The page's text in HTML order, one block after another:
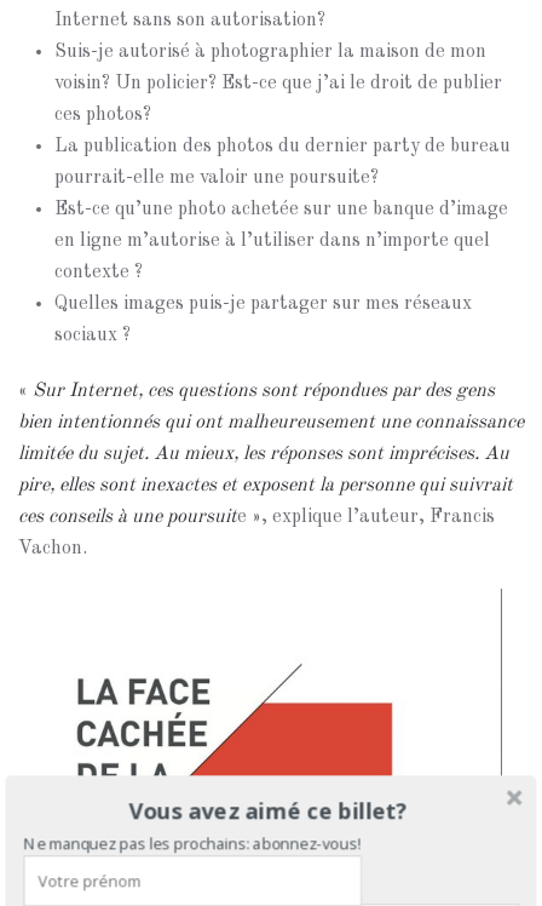
Internet sans son autorisation?
Suis-je autorisé à photographier la maison de mon
voisin? Un policier? Est-ce que j’ai le droit de publier
ces photos?
La publication des photos du dernier party de bureau
pourrait-elle me valoir une poursuite?
Est-ce qu’une photo achetée sur une banque d’image
en ligne m’autorise à l’utiliser dans n’importe quel
contexte ?
Quelles images puis-je partager sur mes réseaux
sociaux ?
« Sur Internet, ces questions sont répondues par des gens
bien intentionnés qui ont malheureusement une connaissance
limitée du sujet. Au mieux, les réponses sont imprécises. Au
pire, elles sont inexactes et exposent la personne qui suivrait
ces conseils à une poursuite », explique l’auteur, Francis
Vachon.
Vous avez aimé ce billet?
Ne manquez pas les prochains: abonnez-vous!